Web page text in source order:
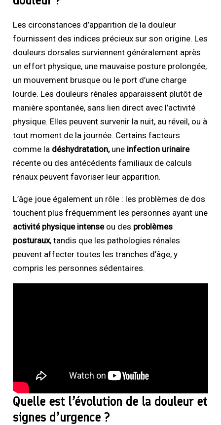
Les circonstances d’apparition de la douleur
fournissent des indices précieux sur son origine. Les
douleurs dorsales surviennent généralement après
un effort physique, une mauvaise posture prolongée,
un mouvement brusque ou le port d’une charge
lourde. Les douleurs rénales apparaissent plutôt de
manière spontanée, sans lien direct avec l’activité
physique. Elles peuvent survenir la nuit, au réveil, ou à
tout moment de la journée. Certains facteurs
comme la déshydratation,une infection urinaire
récente ou des antécédents familiaux de calculs
rénaux peuvent favoriser leur apparition.
L’âge joue également un rôle : les problèmes de dos
touchent plus fréquemment les personnes ayant une
activité physique intenseou des problèmes
posturaux, tandis que les pathologies rénales
peuvent affecter toutes les tranches d’âge, y
compris les personnes sédentaires.
Quelle est l’évolution de la douleur et
signes d’urgence ?